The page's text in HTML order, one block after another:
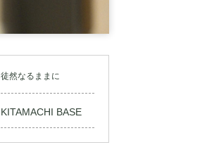
徒然なるままに
KITAMACHI BASE